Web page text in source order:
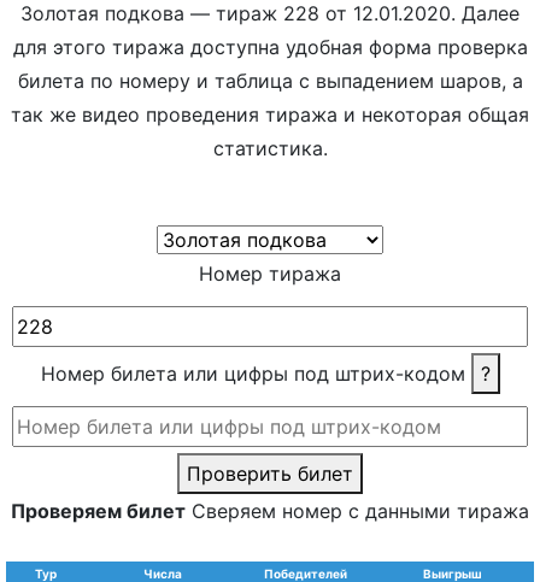
Золотая подкова — тираж 228 от 12.01.2020. Далее
для этого тиража доступна удобная форма проверка
билета по номеру и таблица с выпадением шаров, а
так же видео проведения тиража и некоторая общая
статистика.
Номер тиража
Номер билета или цифры под штрих-кодом ?
Проверить билет
Проверяем билет Сверяем номер с данными тиража
Тур Числа Победителей Выигрыш